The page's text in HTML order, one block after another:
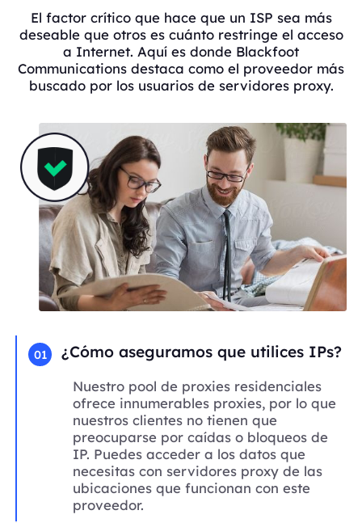
El factor crítico que hace que un ISP sea más
deseable que otros es cuánto restringe el acceso
a Internet. Aquí es donde Blackfoot
Communications destaca como el proveedor más
buscado por los usuarios de servidores proxy.
01 ¿Cómo aseguramos que utilices IPs?
Nuestro pool de proxies residenciales
ofrece innumerables proxies, por lo que
nuestros clientes no tienen que
preocuparse por caídas o bloqueos de
IP. Puedes acceder a los datos que
necesitas con servidores proxy de las
ubicaciones que funcionan con este
proveedor.